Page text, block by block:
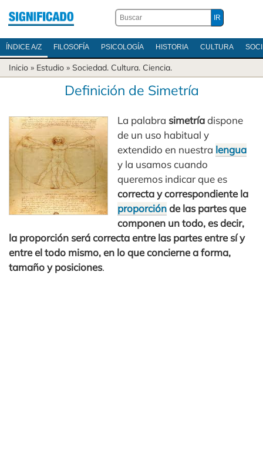
ÍNDICE A/Z FILOSOFÍA PSICOLOGÍA HISTORIA CULTURA
Inicio » Estudio » Sociedad. Cultura. Ciencia.
Definición de Simetría
La palabra simetríadispone
de un uso habitual y
extendido en nuestra lengua
y la usamos cuando
queremos indicar que es
correcta y correspondiente la
proporciónde las partes que
componen un todo, es decir,
la proporción será correcta entre las partes entre sí y
entre el todo mismo, en lo que concierne a forma,
tamaño y posiciones.